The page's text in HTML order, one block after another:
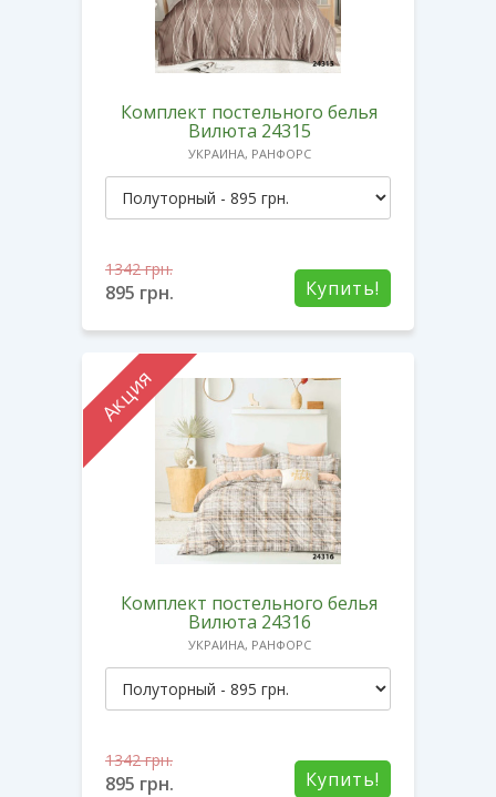
Комплект постельного белья
Вилюта 24315
УКРАИНА, РАНФОРС
Купить!
1342грн.
895 грн.
Акция
Комплект постельного белья
Вилюта 24316
УКРАИНА, РАНФОРС
Купить!
1342грн.
895 грн.